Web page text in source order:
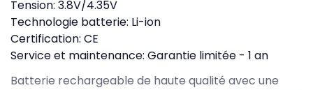
Tension: 3.8V/4.35V
Technologie batterie: Li-ion
Certification: CE
Service et maintenance: Garantie limitée - 1 an
Batterie rechargeable de haute qualité avec une